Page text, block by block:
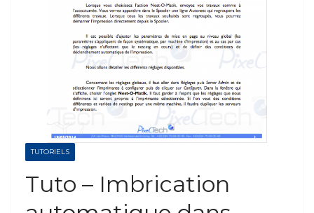
TUTORIELS
Tuto – Imbrication